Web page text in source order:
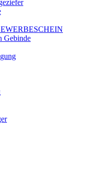
Gebinde